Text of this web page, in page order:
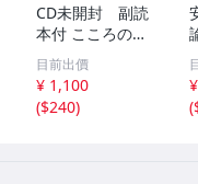
CD未開封 副読
本付 こころの
扉 河合隼雄講話
集
目前出價
¥ 1,100
($240)
(